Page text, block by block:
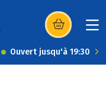
(s’ouvre dans
Ouvert jusqu'à 19:30